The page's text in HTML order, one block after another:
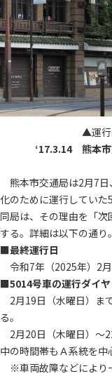
▲運行
‘17.3.14 熊本
熊本市交通局は2月7日
化のために運行していた
同局は、その理由を「
する。詳細は以下の通り。
■最終運行日
令和7年（2025年）2月
■5014号車の運行ダイヤ
2月19日（水曜日）ま
る。
2月20日（木曜日）～
中の時間帯もＡ系統を中
※車両故障などにより